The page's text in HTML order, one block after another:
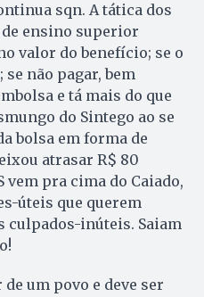
sqn. A tática dos
ensino superior
valor do benefício; se o
não pagar, bem
e tá mais do que
do Sintego ao se
bolsa em forma de
atrasar R$ 80
vem pra cima do Caiado,
úteis que querem
culpados-inúteis. Saiam
um povo e deve ser